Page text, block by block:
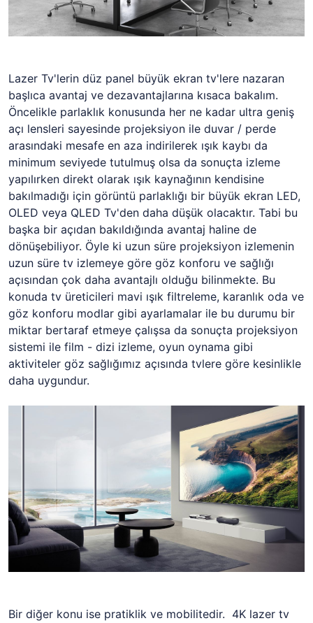
Lazer Tv'lerin düz panel büyük ekran tv'lere nazaran
başlıca avantaj ve dezavantajlarına kısaca bakalım.
Öncelikle parlaklık konusunda her ne kadar ultra geniş
açı lensleri sayesinde projeksiyon ile duvar / perde
arasındaki mesafe en aza indirilerek ışık kaybı da
minimum seviyede tutulmuş olsa da sonuçta izleme
yapılırken direkt olarak ışık kaynağının kendisine
bakılmadığı için görüntü parlaklığı bir büyük ekran LED,
OLED veya QLED Tv'den daha düşük olacaktır. Tabi bu
başka bir açıdan bakıldığında avantaj haline de
dönüşebiliyor. Öyle ki uzun süre projeksiyon izlemenin
uzun süre tv izlemeye göre göz konforu ve sağlığı
açısından çok daha avantajlı olduğu bilinmekte. Bu
konuda tv üreticileri mavi ışık filtreleme, karanlık oda ve
göz konforu modlar gibi ayarlamalar ile bu durumu bir
miktar bertaraf etmeye çalışsa da sonuçta projeksiyon
sistemi ile film - dizi izleme, oyun oynama gibi
aktiviteler göz sağlığımız açısında tvlere göre kesinlikle
daha uygundur.
Bir diğer konu ise pratiklik ve mobilitedir. 4K lazer tv